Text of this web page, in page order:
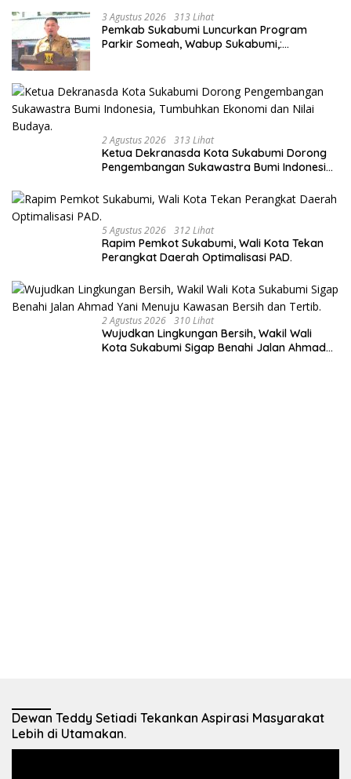
3 Agustus 2026 313 Lihat
Pemkab Sukabumi Luncurkan Program
Parkir Someah, Wabup Sukabumi,:
2 Agustus 2026 313 Lihat
Ketua Dekranasda Kota Sukabumi Dorong
Pengembangan Sukawastra Bumi Indonesia,
5 Agustus 2026 312 Lihat
Rapim Pemkot Sukabumi, Wali Kota Tekan
Perangkat Daerah Optimalisasi PAD.
2 Agustus 2026 310 Lihat
Wujudkan Lingkungan Bersih, Wakil Wali
Kota Sukabumi Sigap Benahi Jalan Ahmad
Dewan Teddy Setiadi Tekankan Aspirasi Masyarakat
Lebih di Utamakan.